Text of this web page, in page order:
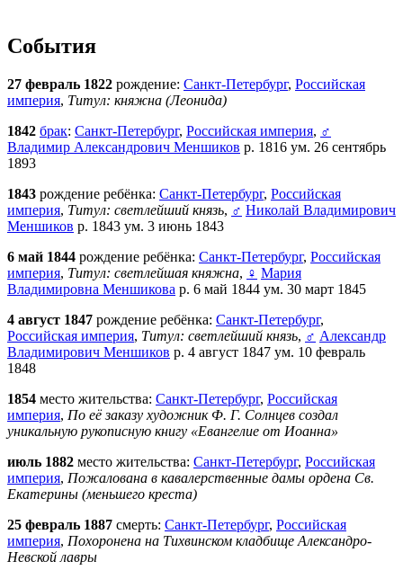
События
27 февраль 1822 рождение: Санкт-Петербург, Российская
империя, Титул: княжна (Леонида)
1842 брак: Санкт-Петербург, Российская империя, ♂
Владимир Александрович Меншиков р. 1816 ум. 26 сентябрь
1893
1843 рождение ребёнка: Санкт-Петербург, Российская
империя, Титул: светлейший князь, ♂ Николай Владимирович
Меншиков р. 1843 ум. 3 июнь 1843
6 май 1844 рождение ребёнка: Санкт-Петербург, Российская
империя, Титул: светлейшая княжна, ♀ Мария
Владимировна Меншикова р. 6 май 1844 ум. 30 март 1845
4 август 1847 рождение ребёнка: Санкт-Петербург,
Российская империя, Титул: светлейший князь, ♂ Александр
Владимирович Меншиков р. 4 август 1847 ум. 10 февраль
1848
1854 место жительства: Санкт-Петербург, Российская
империя, По её заказу художник Ф. Г. Солнцев создал
уникальную рукописную книгу «Евангелие от Иоанна»
июль 1882 место жительства: Санкт-Петербург, Российская
империя, Пожалована в кавалерственные дамы ордена Св.
Екатерины (меньшего креста)
25 февраль 1887 смерть: Санкт-Петербург, Российская
империя, Похоронена на Тихвинском кладбище Александро-
Невской лавры